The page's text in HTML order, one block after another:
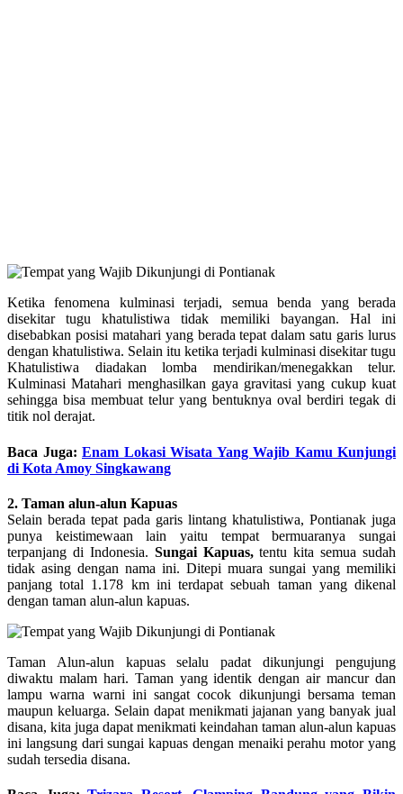
Ketika fenomena kulminasi terjadi, semua benda yang berada
disekitar tugu khatulistiwa tidak memiliki bayangan. Hal ini
disebabkan posisi matahari yang berada tepat dalam satu garis lurus
dengan khatulistiwa. Selain itu ketika terjadi kulminasi disekitar tugu
Khatulistiwa diadakan lomba mendirikan/menegakkan telur.
Kulminasi Matahari menghasilkan gaya gravitasi yang cukup kuat
sehingga bisa membuat telur yang bentuknya oval berdiri tegak di
titik nol derajat.
Baca Juga: Enam Lokasi Wisata Yang Wajib Kamu Kunjungi
di Kota Amoy Singkawang
2. Taman alun-alun Kapuas
Selain berada tepat pada garis lintang khatulistiwa, Pontianak juga
punya keistimewaan lain yaitu tempat bermuaranya sungai
terpanjang di Indonesia. Sungai Kapuas,tentu kita semua sudah
tidak asing dengan nama ini. Ditepi muara sungai yang memiliki
panjang total 1.178 km ini terdapat sebuah taman yang dikenal
dengan taman alun-alun kapuas.
Taman Alun-alun kapuas selalu padat dikunjungi pengujung
diwaktu malam hari. Taman yang identik dengan air mancur dan
lampu warna warni ini sangat cocok dikunjungi bersama teman
maupun keluarga. Selain dapat menikmati jajanan yang banyak jual
disana, kita juga dapat menikmati keindahan taman alun-alun kapuas
ini langsung dari sungai kapuas dengan menaiki perahu motor yang
sudah tersedia disana.